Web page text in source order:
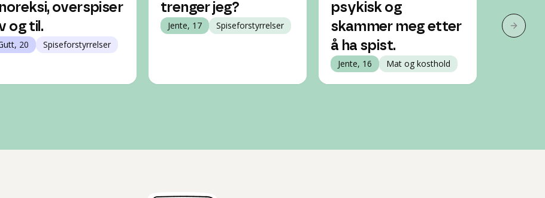
overspiser
og til.
20 Spiseforstyrrelser
trenger jeg?
Jente, 17 Spiseforstyrrelser
psykisk og
skammer meg etter
å ha spist.
Jente, 16 Mat og kosthold
meg
Neste